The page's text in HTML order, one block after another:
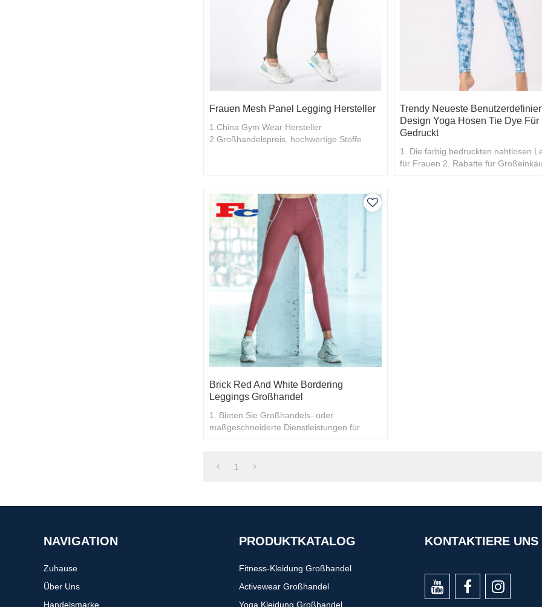
Frauen Mesh Panel Legging Hersteller
1.China Gym Wear Hersteller
2.Großhandelspreis, hochwertige Stoffe
Trendy Neueste
Design Yoga Hosen Tie Dye Für
Gedruckt
1. Die farbig bedruckten nahtlosen
für Frauen 2. Rabatte für
Brick Red And White Bordering
Leggings Großhandel
1. Bieten Sie Großhandels- oder
maßgeschneiderte Dienstleistungen für
1
NAVIGATION
Zuhause
Über Uns
Handelsmarke
PRODUKTKATALOG
Fitness-Kleidung Großhandel
Activewear Großhandel
Yoga Kleidung Großhandel
KONTAKTIERE UNS